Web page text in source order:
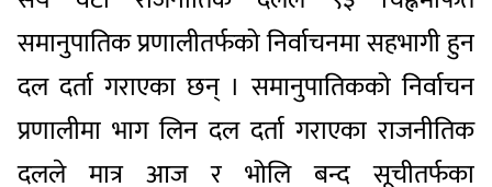
समानुपातिक प्रणालीतर्फको निर्वाचनमा सहभागी हुन
दल दर्ता गराएका छन् । समानुपातिकको निर्वाचन
प्रणालीमा भाग लिन दल दर्ता गराएका राजनीतिक
दलले मात्र आज र भोलि बन्द सूचीतर्फका